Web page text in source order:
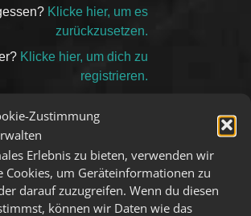
Zustimmung
Erlebnis zu bieten, verwenden wir
Cookies, um Geräteinformationen zu
darauf zuzugreifen. Wenn du diesen
können wir Daten wie das
KONTRASTE
Klicke hier, um es
zurückzusetzen.
Klicke hier, um dich zu
registrieren.
Auch Interessieren: